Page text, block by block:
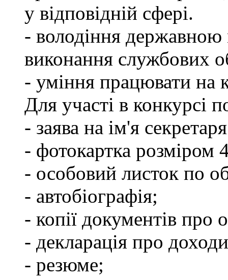
у відповідній сфері.
- володіння державною
виконання службових
- уміння працювати на
Для участі в конкурсі
- заява на ім'я
- фотокартка розміром
- особовий листок по
- автобіографія;
- копії документів про
- декларація про
- резюме;